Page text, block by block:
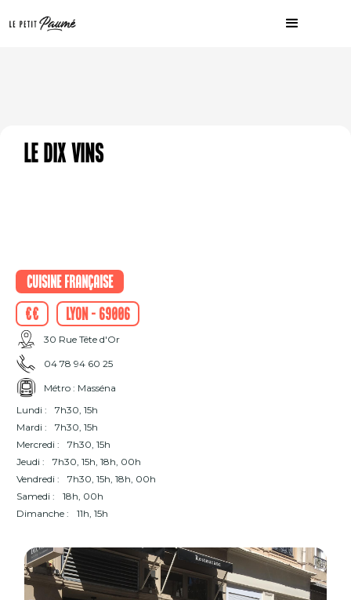
Le Dix Vins
Cuisine française
€€
Lyon - 69006
30 Rue Tête d'Or
04 78 94 60 25
Métro : Masséna
Lundi :
7h30, 15h
Mardi :
7h30, 15h
Mercredi :
7h30, 15h
Jeudi :
7h30, 15h, 18h, 00h
Vendredi :
7h30, 15h, 18h, 00h
Samedi :
18h, 00h
Dimanche :
11h, 15h